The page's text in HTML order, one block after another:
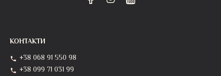
КОНТАКТИ
+38 068 91 550 98
+38 099 71 031 99